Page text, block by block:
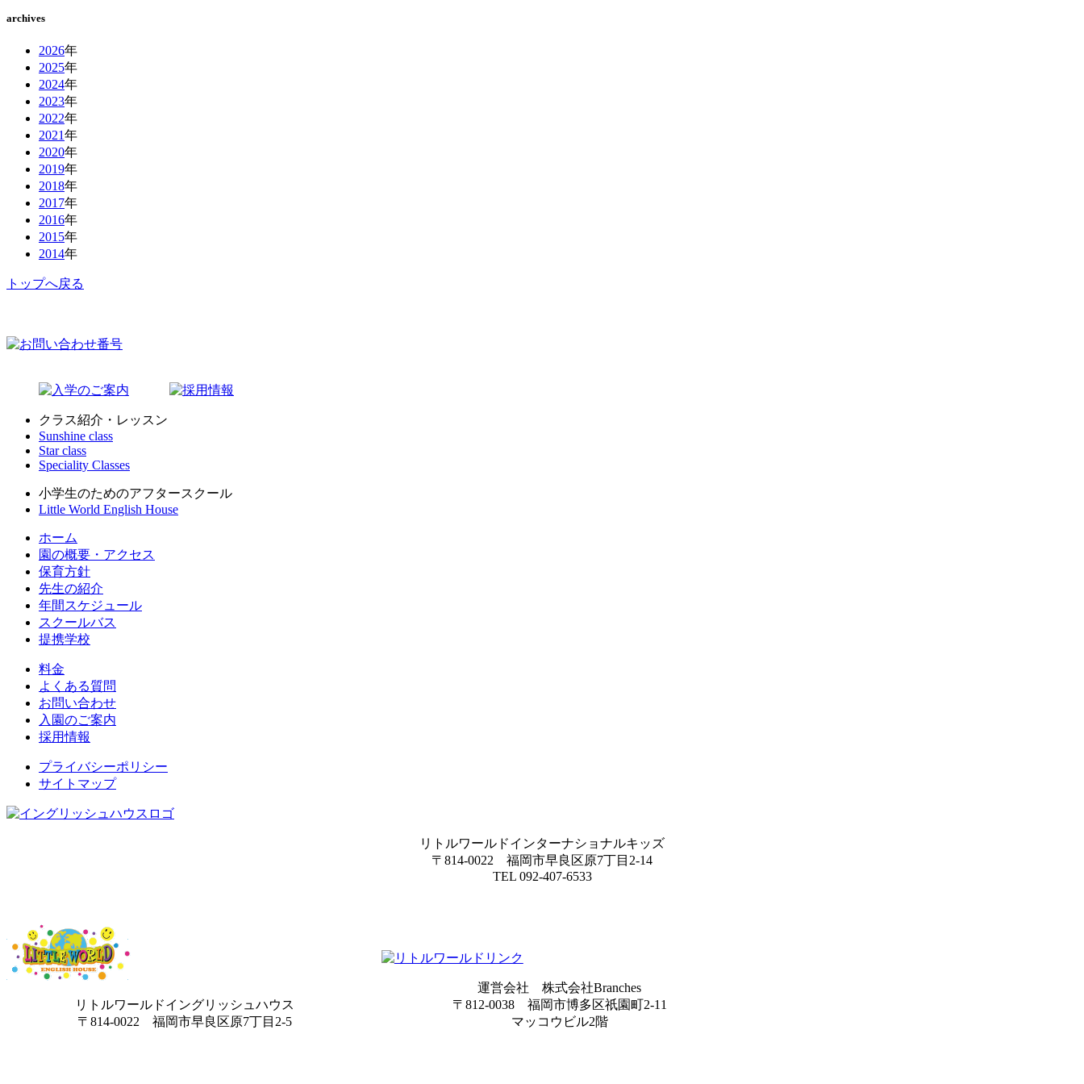
archives
2026年
2025年
2024年
2023年
2022年
2021年
2020年
2019年
2018年
2017年
2016年
2015年
2014年
トップへ戻る
クラス紹介・レッスン
Sunshine class
Star class
Speciality Classes
小学生のためのアフタースクール
Little World English House
ホーム
園の概要・アクセス
保育方針
先生の紹介
年間スケジュール
スクールバス
提携学校
料金
よくある質問
お問い合わせ
入園のご案内
採用情報
プライバシーポリシー
サイトマップ
リトルワールドインターナショナルキッズ
〒814-0022 福岡市早良区原7丁目2-14
TEL 092-407-6533
リトルワールドイングリッシュハウス
〒814-0022 福岡市早良区原7丁目2-5
運営会社 株式会社Branches
〒812-0038 福岡市博多区祇園町2-11
マッコウビル2階